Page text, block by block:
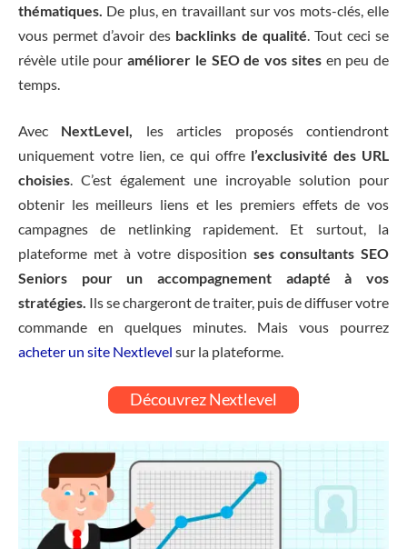
thématiques. De plus, en travaillant sur vos mots-clés, elle
vous permet d’avoir des backlinks de qualité. Tout ceci se
révèle utile pouraméliorer le SEO de vos sitesen peu de
temps.
Avec NextLevel, les articles proposés contiendront
uniquement votre lien, ce qui offre l’exclusivité des URL
choisies. C’est également une incroyable solution pour
obtenir les meilleurs liens et les premiers effets de vos
campagnes de netlinking rapidement. Et surtout, la
plateforme met à votre disposition ses consultants SEO
Seniors pour un accompagnement adapté à vos
stratégies. Ils se chargeront de traiter, puis de diffuser votre
commande en quelques minutes. Mais vous pourrez
acheter un site Nextlevel sur la plateforme.
Découvrez Nextlevel